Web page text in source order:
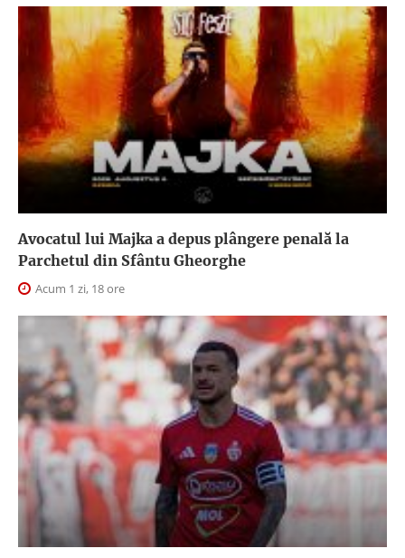
Avocatul lui Majka a depus plângere penală la
Parchetul din Sfântu Gheorghe
Acum 1 zi, 18 ore